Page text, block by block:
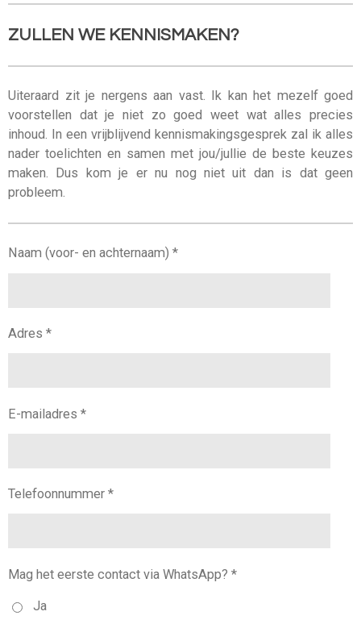
ZULLEN WE KENNISMAKEN?
Uiteraard zit je nergens aan vast. Ik kan het mezelf goed
voorstellen dat je niet zo goed weet wat alles precies
inhoud. In een vrijblijvend kennismakingsgesprek zal ik alles
nader toelichten en samen met jou/jullie de beste keuzes
maken. Dus kom je er nu nog niet uit dan is dat geen
probleem.
Naam (voor- en achternaam) *
Adres *
E-mailadres *
Telefoonnummer *
Mag het eerste contact via WhatsApp? *
Ja